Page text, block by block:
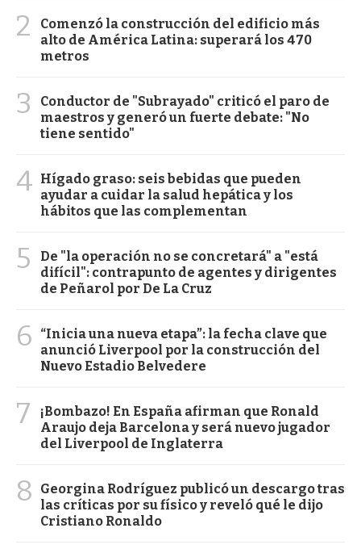
2
Comenzó la construcción del edificio más
alto de América Latina: superará los 470
metros
3
Conductor de "Subrayado" criticó el paro de
maestros y generó un fuerte debate: "No
tiene sentido"
4 Hígado graso: seis bebidas que pueden
ayudar a cuidar la salud hepática y los
hábitos que las complementan
5
De "la operación no se concretará" a "está
difícil": contrapunto de agentes y dirigentes
de Peñarol por De La Cruz
6
“Inicia una nueva etapa”: la fecha clave que
anunció Liverpool por la construcción del
Nuevo Estadio Belvedere
7
¡Bombazo! En España afirman que Ronald
Araujo deja Barcelona y será nuevo jugador
del Liverpool de Inglaterra
8
Georgina Rodríguez publicó un descargo tras
las críticas por su físico y reveló qué le dijo
Cristiano Ronaldo